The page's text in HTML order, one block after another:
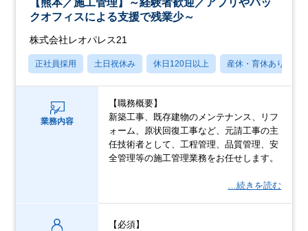
【熊本／施工管理】～経験者歓迎／アプリやバッ
クオフィスによる支援で残業少～
株式会社レオパレス21
正社員採用 土日祝休み 休日120日以上 産休・育休あり
業務内容
【職務概要】
新築工事、既存建物のメンテナンス、リフ
ォーム、原状回復工事など、元請工事の主
任技術者として、工程管理、品質管理、安
全管理等の施工管理業務をお任せします。
…続きを読む
【必須】